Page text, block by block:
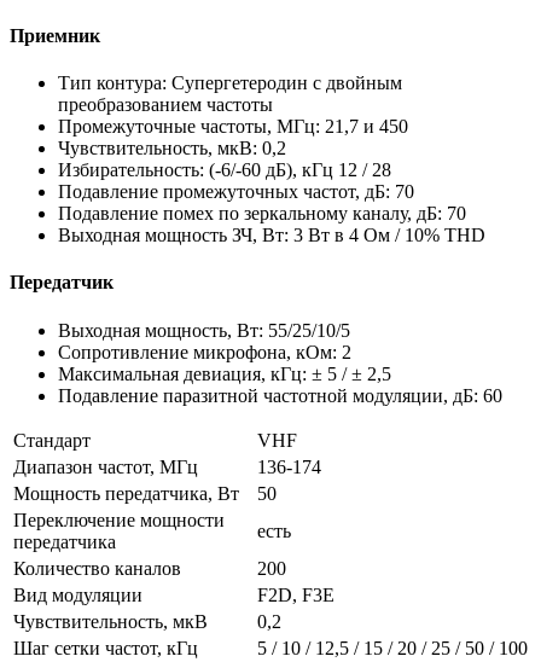
Приемник
Тип контура: Супергетеродин с двойным
преобразованием частоты
Промежуточные частоты, МГц: 21,7 и 450
Чувствительность, мкВ: 0,2
Избирательность: (-6/-60 дБ), кГц 12 / 28
Подавление промежуточных частот, дБ: 70
Подавление помех по зеркальному каналу, дБ: 70
Выходная мощность ЗЧ, Вт: 3 Вт в 4 Ом / 10% THD
Передатчик
Выходная мощность, Вт: 55/25/10/5
Сопротивление микрофона, кОм: 2
Максимальная девиация, кГц: ± 5 / ± 2,5
Подавление паразитной частотной модуляции, дБ: 60
Стандарт
VHF
Диапазон частот, МГц
136-174
Мощность передатчика, Вт
50
Переключение мощности
передатчика
есть
Количество каналов
200
Вид модуляции
F2D, F3E
Чувствительность, мкВ
0,2
Шаг сетки частот, кГц
5 / 10 / 12,5 / 15 / 20 / 25 / 50 / 100